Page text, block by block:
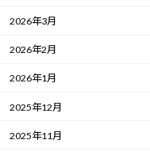
2026年3月
2026年2月
2026年1月
2025年12月
2025年11月